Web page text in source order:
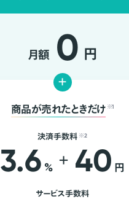
月額 0 円
+
商品が売れたときだけ ※1
決済手数料 ※2
3.6 % + 40 円
サービス手数料